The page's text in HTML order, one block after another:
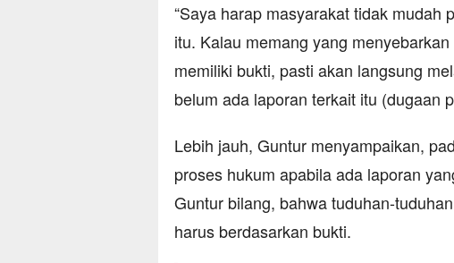
“Saya harap masyarakat tidak mudah
itu. Kalau memang yang
memiliki bukti, pasti akan langsung
belum ada laporan terkait itu (dugaan
Lebih jauh, Guntur menyampaikan,
proses hukum apabila ada laporan
Guntur bilang, bahwa tuduhan-
harus berdasarkan bukti.